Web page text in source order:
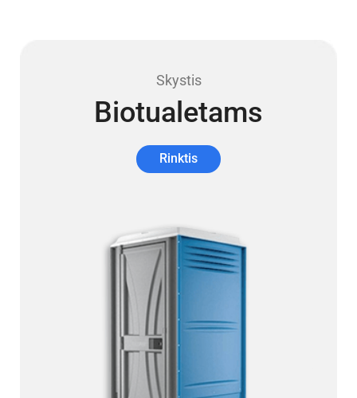
Skystis
Biotualetams
Rinktis